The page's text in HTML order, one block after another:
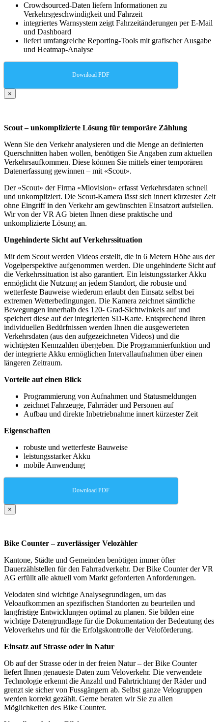
Crowdsourced-Daten liefern Informationen zu
Verkehrsgeschwindigkeit und Fahrzeit
integriertes Warnsystem zeigt Fahrzeitänderungen per E-Mail
und Dashboard
liefert umfangreiche Reporting-Tools mit grafischer Ausgabe
und Heatmap-Analyse
Download PDF
×
Scout – unkomplizierte Lösung für temporäre Zählung
Wenn Sie den Verkehr analysieren und die Menge an definierten
Querschnitten haben wollen, benötigen Sie Angaben zum aktuellen
Verkehrsaufkommen. Diese können Sie mittels einer temporären
Datenerfassung gewinnen – mit «Scout».
Der «Scout» der Firma «Miovision» erfasst Verkehrsdaten schnell
und unkompliziert. Die Scout-Kamera lässt sich innert kürzester Zeit
ohne Eingriff in den Verkehr am gewünschten Einsatzort aufstellen.
Wir von der VR AG bieten Ihnen diese praktische und
unkomplizierte Lösung an.
Ungehinderte Sicht auf Verkehrssituation
Mit dem Scout werden Videos erstellt, die in 6 Metern Höhe aus der
Vogelperspektive aufgenommen werden. Die ungehinderte Sicht auf
die Verkehrssituation ist also garantiert. Ein leistungsstarker Akku
ermöglicht die Nutzung an jedem Standort, die robuste und
wetterfeste Bauweise wiederum erlaubt den Einsatz selbst bei
extremen Wetterbedingungen. Die Kamera zeichnet sämtliche
Bewegungen innerhalb des 120- Grad-Sichtwinkels auf und
speichert diese auf der integrierten SD-Karte. Entsprechend Ihren
individuellen Bedürfnissen werden Ihnen die ausgewerteten
Verkehrsdaten (aus den aufgezeichneten Videos) und die
wichtigsten Kennzahlen übergeben. Die Programmierfunktion und
der integrierte Akku ermöglichen Intervallaufnahmen über einen
längeren Zeitraum.
Vorteile auf einen Blick
Programmierung von Aufnahmen und Statusmeldungen
zeichnet Fahrzeuge, Fahrräder und Personen auf
Aufbau und direkte Inbetriebnahme innert kürzester Zeit
Eigenschaften
robuste und wetterfeste Bauweise
leistungsstarker Akku
mobile Anwendung
Download PDF
×
Bike Counter – zuverlässiger Velozähler
Kantone, Städte und Gemeinden benötigen immer öfter
Dauerzählstellen für den Fahrradverkehr. Der Bike Counter der VR
AG erfüllt alle aktuell vom Markt geforderten Anforderungen.
Velodaten sind wichtige Analysegrundlagen, um das
Veloaufkommen an spezifischen Standorten zu beurteilen und
langfristige Entwicklungen optimal zu planen. Sie bilden eine
wichtige Datengrundlage für die Dokumentation der Bedeutung des
Veloverkehrs und für die Erfolgskontrolle der Veloförderung.
Einsatz auf Strasse oder in Natur
Ob auf der Strasse oder in der freien Natur – der Bike Counter
liefert Ihnen genaueste Daten zum Veloverkehr. Die verwendete
Technologie erkennt die Anzahl und Fahrtrichtung der Räder und
grenzt sie sicher von Fussgängern ab. Selbst ganze Velogruppen
werden korrekt gezählt. Gerne beraten wir Sie zu allen
Möglichkeiten des Bike Counter.